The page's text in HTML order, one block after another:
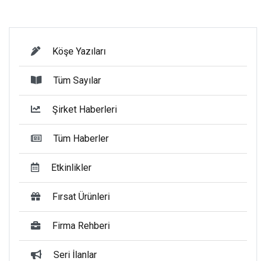
Köşe Yazıları
Tüm Sayılar
Şirket Haberleri
Tüm Haberler
Etkinlikler
Fırsat Ürünleri
Firma Rehberi
Seri İlanlar